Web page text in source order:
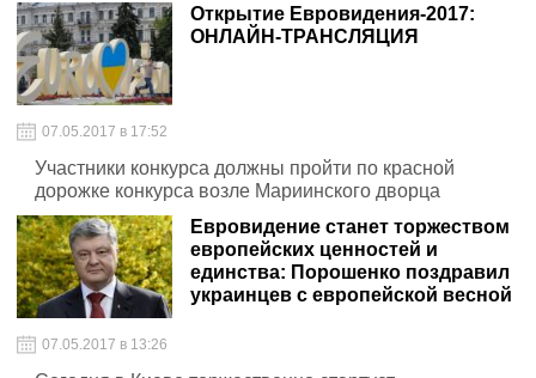
Открытие Евровидения-2017:
ОНЛАЙН-ТРАНСЛЯЦИЯ
07.05.2017 в 17:52
Участники конкурса должны пройти по красной
дорожке конкурса возле Мариинского дворца
Евровидение станет торжеством
европейских ценностей и
единства: Порошенко поздравил
украинцев с европейской весной
07.05.2017 в 13:26